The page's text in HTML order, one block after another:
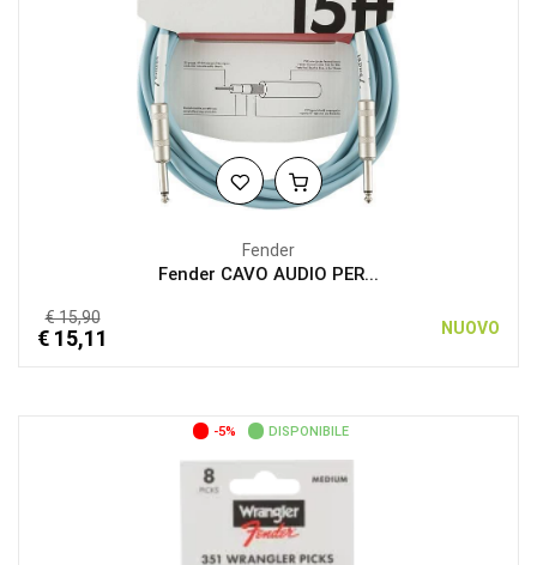
Fender
Fender CAVO AUDIO PER...
€ 15,90
€ 15,11 NUOVO
-5% DISPONIBILE